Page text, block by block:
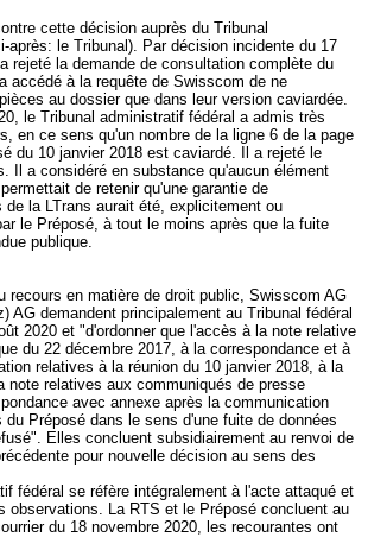
cette décision auprès du Tribunal
après: le Tribunal). Par décision incidente du 17
rejeté la demande de consultation complète du
accédé à la requête de Swisscom de ne
au dossier que dans leur version caviardée.
le Tribunal administratif fédéral a admis très
en ce sens qu'un nombre de la ligne 6 de la page
du 10 janvier 2018 est caviardé. Il a rejeté le
Il a considéré en substance qu'aucun élément
de retenir qu'une garantie de
la LTrans aurait été, explicitement ou
le Préposé, à tout le moins après que la fuite
publique.
recours en matière de droit public, Swisscom AG
AG demandent principalement au Tribunal fédéral
2020 et "d'ordonner que l'accès à la note relative
du 22 décembre 2017, à la correspondance et à
relatives à la réunion du 10 janvier 2018, à la
note relatives aux communiqués de presse
avec annexe après la communication
du Préposé dans le sens d'une fuite de données
Elles concluent subsidiairement au renvoi de
pour nouvelle décision au sens des
fédéral se réfère intégralement à l'acte attaqué et
observations. La RTS et le Préposé concluent au
du 18 novembre 2020, les recourantes ont